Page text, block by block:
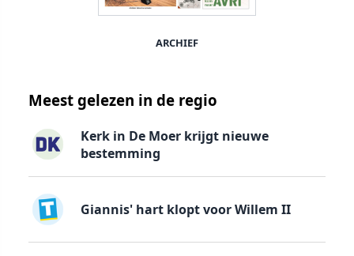
ARCHIEF
Meest gelezen in de regio
Kerk in De Moer krijgt nieuwe
bestemming
Giannis' hart klopt voor Willem II